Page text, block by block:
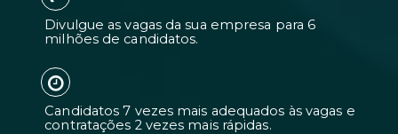
Divulgue as vagas da sua empresa